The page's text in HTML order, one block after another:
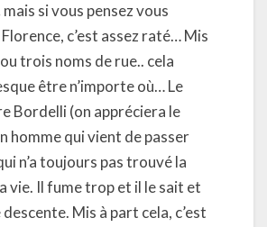
mais si vous pensez vous
c’est assez raté… Mis
trois noms de rue.. cela
être n’importe où… Le
Bordelli (on appréciera le
homme qui vient de passer
n’a toujours pas trouvé la
vie. Il fume trop et il le sait et
descente. Mis à part cela, c’est